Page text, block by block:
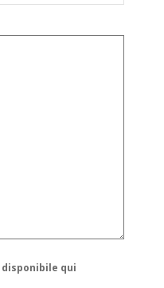
disponibile qui